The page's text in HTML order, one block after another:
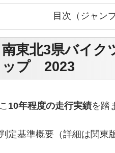
目次（ジャン
南東北3県バイク
ップ 2023
10年程度の走行実績を踏
定基準概要（詳細は関東